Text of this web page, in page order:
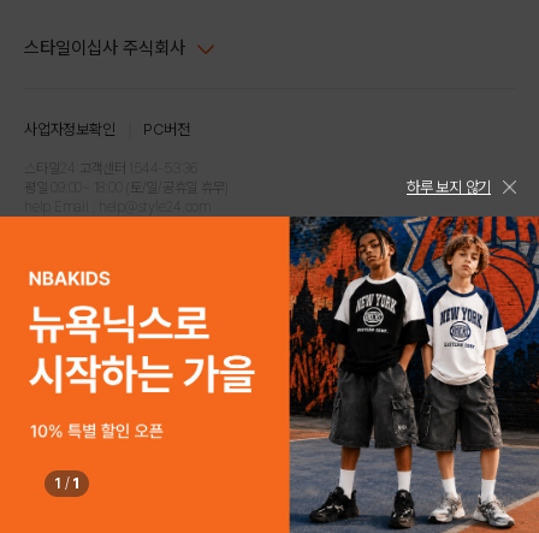
스타일이십사 주식회사
주소 : 서울시 강남구 논현로 633, 6층 (논현동, 한세엠케이빌딩)
사업자등록번호 : 116-81-32499
통신판매업신고번호 : 제 2024-서울강남-04239
고객센터 1544-5336(평일 09:00~ 18:00 토/일/공휴일 휴무)
사업자정보확인 PC버전
스타일24 고객센터 1544-5336
평일 09:00~ 18:00 (토/일/공휴일 휴무)
COPYRIGHTⓒ2021 STYLE24 ALL RIGHTS RESERVED.
하루 보지 않기
1 / 1